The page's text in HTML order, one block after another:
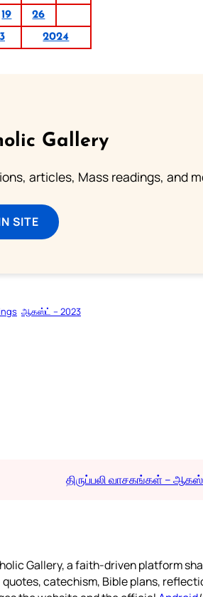
19
26
2024
Gallery
articles, Mass readings, and
SITE
ஆகஸ்ட் – 2023
திருப்பலி வாசகங்கள் –
Gallery, a faith-driven platform
catechism, Bible plans,